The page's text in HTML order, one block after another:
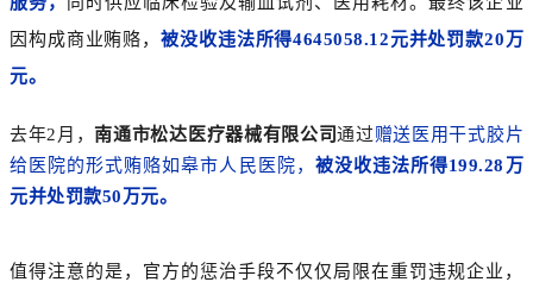
因构成商业贿赂，被没收违法所得4645058.12元并处罚款20万
元。
去年2月，南通市松达医疗器械有限公司通过赠送医用干式胶片
给医院的形式贿赂如皋市人民医院， 被没收违法所得199.28万
元并处罚款50万元。
值得注意的是，官方的惩治手段不仅仅局限在重罚违规企业，